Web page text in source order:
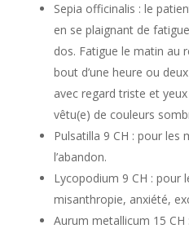
Sepia officinalis : le
en se plaignant de
dos. Fatigue le matin au
bout d’une heure ou
avec regard triste et
vêtu(e) de couleurs
Pulsatilla 9 CH : pour les
l’abandon.
Lycopodium 9 CH : pour
misanthropie, anxiété,
Aurum metallicum 15